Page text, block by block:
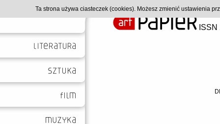
Ta strona używa ciasteczek (cookies). Możesz zmienić ustawienia